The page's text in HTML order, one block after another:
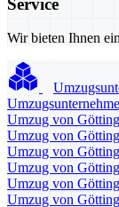
Wir bieten Ihnen
Umzug von
Umzug von
Umzug von
Umzug von
Umzug von
Umzug von